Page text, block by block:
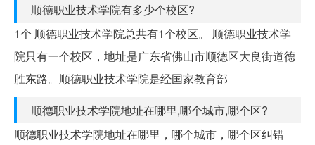
顺德职业技术学院有多少个校区?
1个 顺德职业技术学院总共有1个校区。 顺德职业技术学
院只有一个校区，地址是广东省佛山市顺德区大良街道德
胜东路。顺德职业技术学院是经国家教育部
顺德职业技术学院地址在哪里,哪个城市,哪个区?
顺德职业技术学院地址在哪里，哪个城市，哪个区纠错